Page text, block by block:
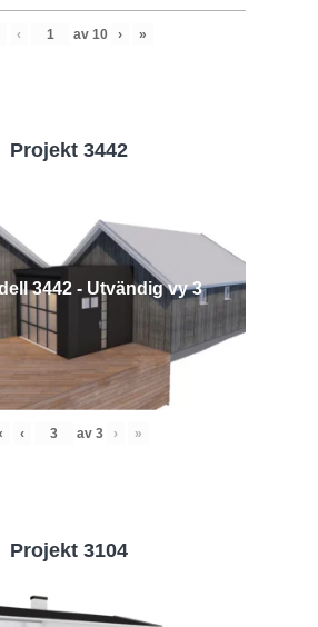
‹ av 10 › »
Projekt 3442
3442 - Utvändig vy 3
‹ av 3 › »
Projekt 3104